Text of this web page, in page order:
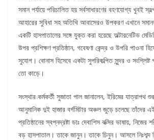
সমান পর্যায়ে পরিচালিত হয় সর্বসাধারণের বহণযোগ্য খুবই
আহারের সুবিধা সহ অতিথি আবাসেরও উপকরণ এখানে
একটি হাসপাতালের সঙ্গে যুক্ত করা হয়েছে অল্টারনেটিভ
উপর প্রশিক্ষণ প্রতিষ্ঠান, গবেষণা কেন্দ্র ও উপরি পাওনা
সুযোগ। বোনাস হিসেবে একটা সুপরিকল্পিত সুন্দর ও
তো কাড়ে।
সংস্থার কর্মকর্তী সুজাতা পাল জানালেন, ইরিমের যাত্রাপথ
আনুমানিক দুই হাজার বর্গমিটার অঞ্চল জুড়ে চলেছে তাঁদের এই
প্রতিষ্ঠানের স্বপ্নদ্রষ্টা ডাঃ দেবাশিস বক্সির ভাষায়, নিজের
বড় হাসপাতাল। তাকে জানুন। তাকে চিনুন। আসলে নিঃশব্দ